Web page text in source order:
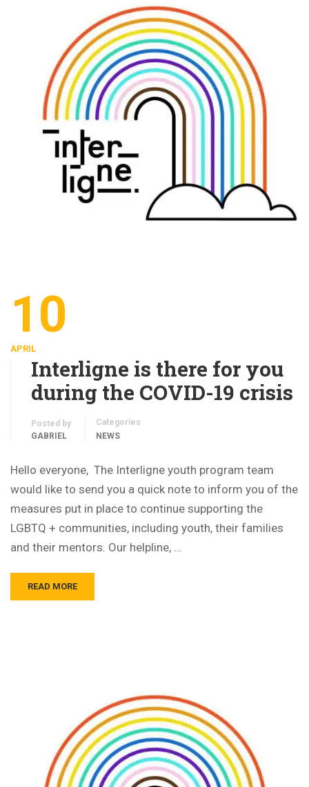
10
APRIL
Interligne is there for you
during the COVID-19 crisis
Posted by
GABRIEL
Categories
NEWS
Hello everyone, The Interligne youth program team
would like to send you a quick note to inform you of the
measures put in place to continue supporting the
LGBTQ + communities, including youth, their families
and their mentors. Our helpline, …
READ MORE